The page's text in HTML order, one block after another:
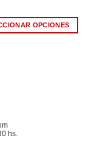
OPCIONES
hs.